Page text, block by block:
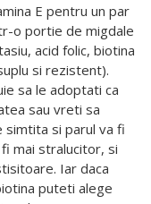
E pentru un par
o portie de migdale
acid folic, biotina
si rezistent).
sa le adoptati ca
sau vreti sa
simtita si parul va fi
mai stralucitor, si
Iar daca
puteti alege